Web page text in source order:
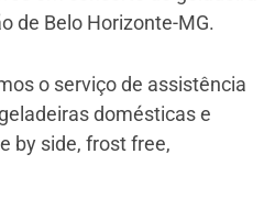
de Belo Horizonte-MG.
o serviço de assistência
domésticas e
by side, frost free,